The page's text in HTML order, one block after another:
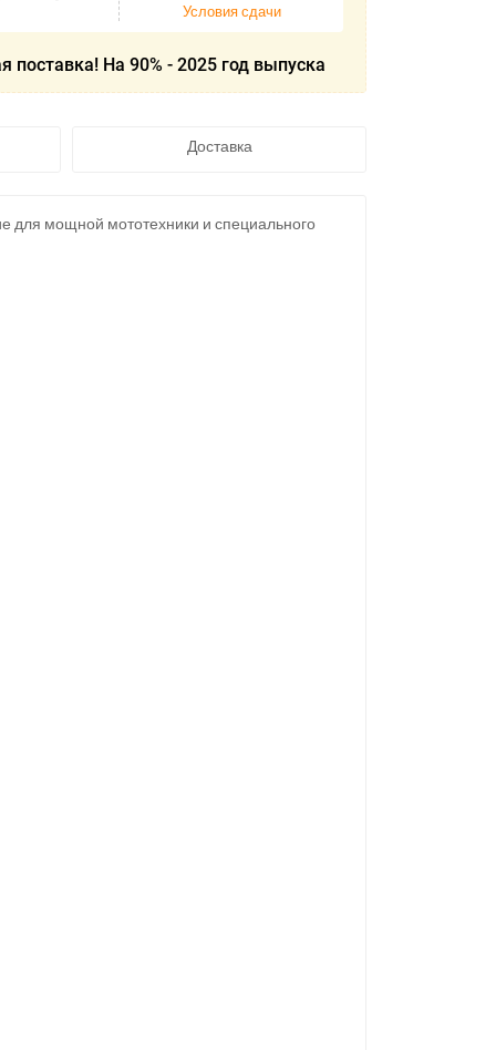
Условия сдачи
поставка! На 90% - 2025 год выпуска
Доставка
для мощной мототехники и специального